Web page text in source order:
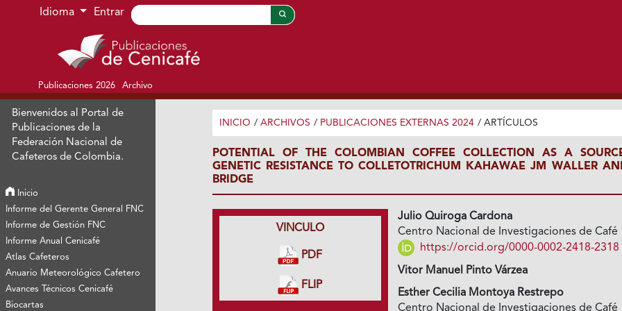
Ir al menú de navegación principal
Ir al contenido principal
Ir al pie de página del sitio
Idioma Entrar
Publicaciones 2026 Archivo
Bienvenidos al Portal de
Publicaciones de la
Federación Nacional de
Cafeteros de Colombia.
Inicio
Informe del Gerente General FNC
Informe de Gestión FNC
Informe Anual Cenicafé
Atlas Cafeteros
Anuario Meteorológico Cafetero
Avances Técnicos Cenicafé
Biocartas
INICIO / ARCHIVOS / PUBLICACIONES EXTERNAS 2024 / ARTÍCULOS
POTENTIAL OF THE COLOMBIAN COFFEE COLLECTION AS A
GENETIC RESISTANCE TO COLLETOTRICHUM KAHAWAE JM WALLER
BRIDGE
VINCULO
PDF
FLIP
Julio Quiroga Cardona
Centro Nacional de Investigaciones de Café
https://orcid.org/0000-0002-2418-2318
Vitor Manuel Pinto Várzea
Esther Cecilia Montoya Restrepo
Centro Nacional de Investigaciones de Café